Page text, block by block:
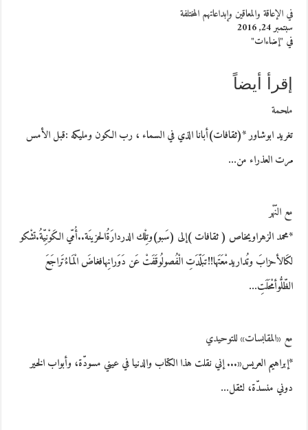
في الإعاقة والمعاقين وإبداعاتهم المختلفة
سبتمبر 24, 2016
في "إضاءات"
إقرأ أيضاً
ملحمة
تغريد ابوشاور *(ثقافات)أبانا الذي في السماء ، رب الكون ومليكه :قبل الأمس
مرت العذراء من…
مع النّهْر
*محمد الزهراويخاص ( ثقافات )إلى (سَبو)وتِلْك الدردارَةُالحزينَة..أُمّي الكَوْنِيّةُ.تشْكو
لكَالأحزابَ وتُداريدمْعَتَها!!تبَلّدَتِ الْفُصولُوقَفَتْ عَن دَوَرانِهافغاضَ الْمَاءُتَراجَعَ
الظّلُّوأمْحَلَتِ…
مع «المقابسات» للتوحيدي
*إبراهيم العريس«... إني نقلت هذا الكتاب والدنيا في عيني مسودّة، وأبواب الخير
دوني منسدّة، لثقل…